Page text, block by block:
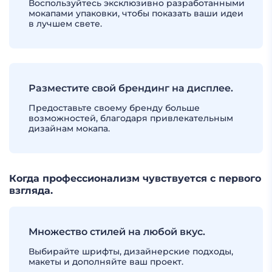
Воспользуйтесь эксклюзивно разработанными
мокапами упаковки, чтобы показать ваши идеи
в лучшем свете.
Разместите свой брендинг на дисплее.
Предоставьте своему бренду больше
возможностей, благодаря привлекательным
дизайнам мокапа.
Когда профессионализм чувствуется с первого
взгляда.
Множество стилей на любой вкус.
Выбирайте шрифты, дизайнерские подходы,
макеты и дополняйте ваш проект.